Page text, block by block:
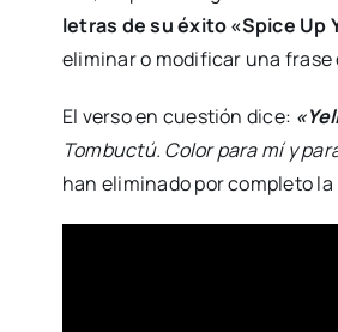
letras de su éxito «Spice Up
eliminar o modificar una
El verso en cuestión dice:
Tombuctú. Color para mí y
han eliminado por completo